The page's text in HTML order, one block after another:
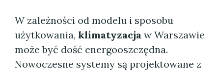
W zależności od modelu i sposobu
użytkowania, klimatyzacja w Warszawie
może być dość energooszczędna.
Nowoczesne systemy są projektowane z